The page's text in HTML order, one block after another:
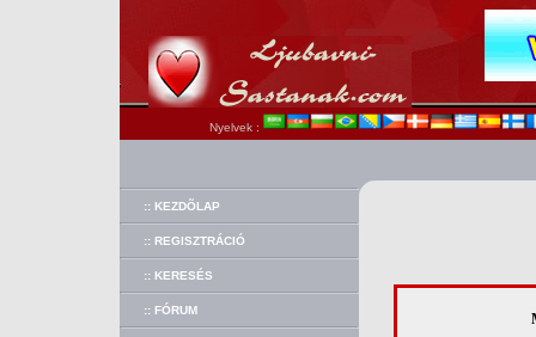
Nyelvek :
:: KEZDÕLAP
:: REGISZTRÁCIÓ
:: KERESÉS
:: FÓRUM